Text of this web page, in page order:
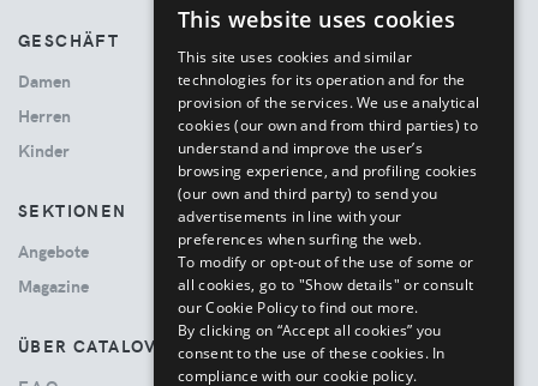
GESCHÄFT
Damen
Herren
Kinder
SEKTIONEN
Angebote
Magazine
ÜBER CATALOVE
ENGLISH
This website uses cookies
This site uses cookies and similar
technologies for its operation and for the
provision of the services. We use analytical
cookies (our own and from third parties) to
understand and improve the user’s
browsing experience, and profiling cookies
(our own and third party) to send you
advertisements in line with your
preferences when surfing the web.
To modify or opt-out of the use of some or
all cookies, go to "Show details" or consult
our Cookie Policy to find out more.
By clicking on “Accept all cookies” you
consent to the use of these cookies. In
compliance with our cookie policy.